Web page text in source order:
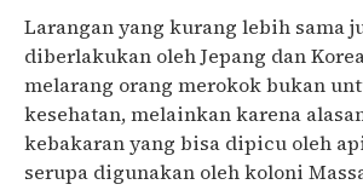
Larangan yang kurang lebih sama
diberlakukan oleh Jepang dan
melarang orang merokok bukan
kesehatan, melainkan karena
kebakaran yang bisa dipicu oleh
serupa digunakan oleh koloni